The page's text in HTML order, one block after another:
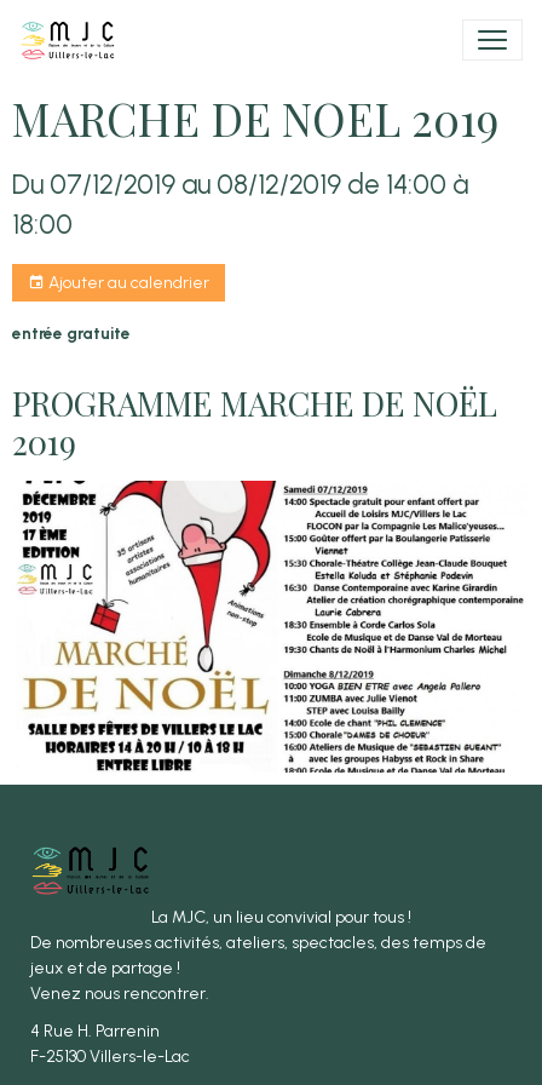
MARCHE DE NOEL 2019
Du 07/12/2019 au 08/12/2019 de 14:00 à
18:00
Ajouter au calendrier
entrée gratuite
PROGRAMME MARCHE DE NOËL
2019
La MJC, un lieu convivial pour tous !
De nombreuses activités, ateliers, spectacles, des temps de
jeux et de partage !
Venez nous rencontrer.
4 Rue H. Parrenin
F-25130 Villers-le-Lac